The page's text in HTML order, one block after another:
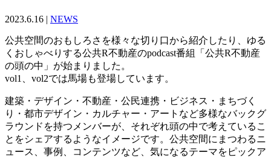
2023.6.16 | NEWS
公共空間のおもしろさを様々な切り口から紹介したり、ゆる
くおしゃべりする公共R不動産のpodcast番組「公共R不動産
の頭の中」が始まりました。
vol1、vol2では馬場も登場しています。
建築・デザイン・不動産・公民連携・ビジネス・まちづく
り・都市デザイン・カルチャー・アートなど多様なバックグ
ラウンドを持つメンバーが、それぞれ頭の中で考えているこ
とをシェアするようなイメージです。公共空間にまつわるニ
ュース、事例、コンテンツなど、気になるテーマをピックア